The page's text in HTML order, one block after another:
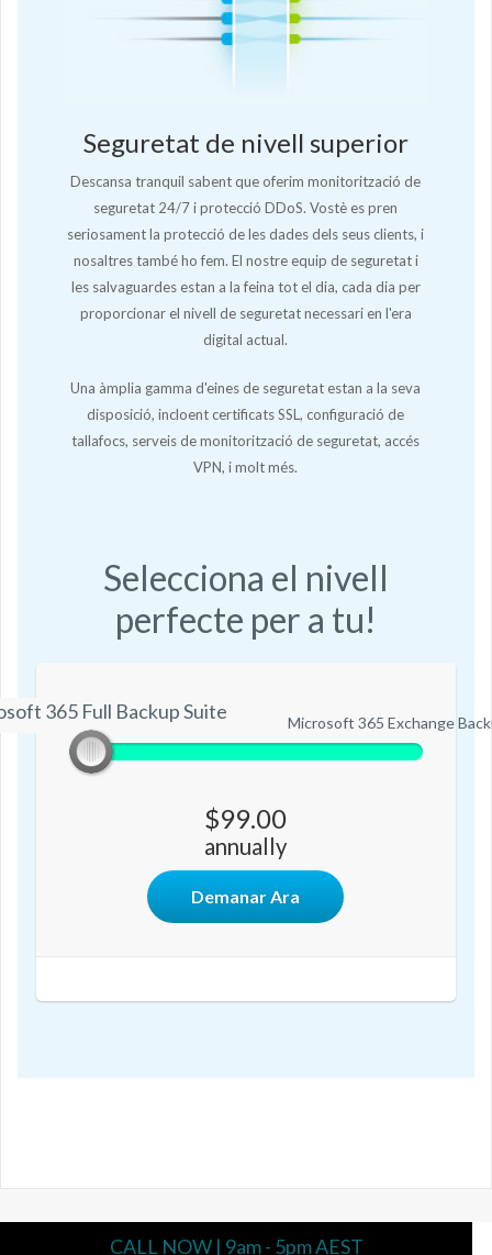
Seguretat de nivell superior
Descansa tranquil sabent que oferim monitorització de
seguretat 24/7 i protecció DDoS. Vostè es pren
seriosament la protecció de les dades dels seus clients, i
nosaltres també ho fem. El nostre equip de seguretat i
les salvaguardes estan a la feina tot el dia, cada dia per
proporcionar el nivell de seguretat necessari en l'era
digital actual.
Una àmplia gamma d'eines de seguretat estan a la seva
disposició, incloent certificats SSL, configuració de
tallafocs, serveis de monitorització de seguretat, accés
VPN, i molt més.
Selecciona el nivell
perfecte per a tu!
365 Full Backup Suite
365 Full Backup Suite Microsoft 365 Exchange
$99.00
annually
Demanar Ara
CALL NOW | 9am - 5pm AEST